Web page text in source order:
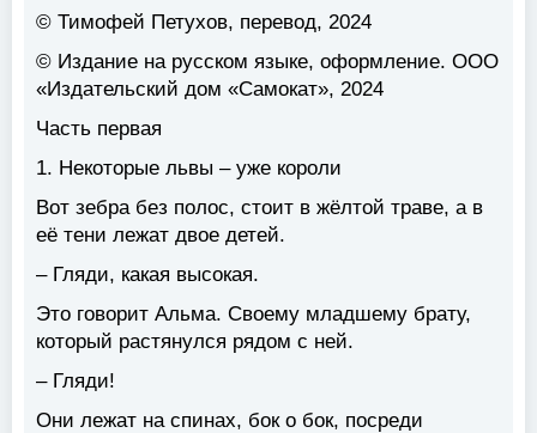
© Тимофей Петухов, перевод, 2024
© Издание на русском языке, оформление. ООО
«Издательский дом «Самокат», 2024
Часть первая
1. Некоторые львы – уже короли
Вот зебра без полос, стоит в жёлтой траве, а в
её тени лежат двое детей.
– Гляди, какая высокая.
Это говорит Альма. Своему младшему брату,
который растянулся рядом с ней.
– Гляди!
Они лежат на спинах, бок о бок, посреди